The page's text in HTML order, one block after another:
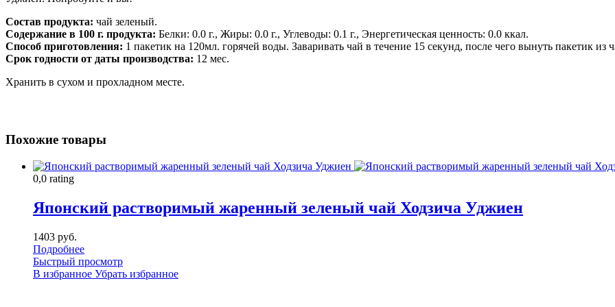
Состав продукта: чай зеленый.
Содержание в 100 г. продукта: Белки: 0.0 г., Жиры: 0.0 г., Углеводы: 0.1 г., Энергетическая ценность: 0.0 ккал.
Способ приготовления: 1 пакетик на 120мл. горячей воды. Заваривать чай в течение 15 секунд, после чего вынуть пакетик из
Срок годности от даты производства: 12 мес.
Хранить в сухом и прохладном месте.
Похожие товары
0,0 rating
Японский растворимый жаренный зеленый чай Ходзича Уджиен
1403 руб.
Подробнее
Быстрый просмотр
В избранное Убрать избранное